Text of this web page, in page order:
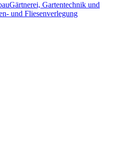
Gärtnerei, Gartentechnik und
und Fliesenverlegung